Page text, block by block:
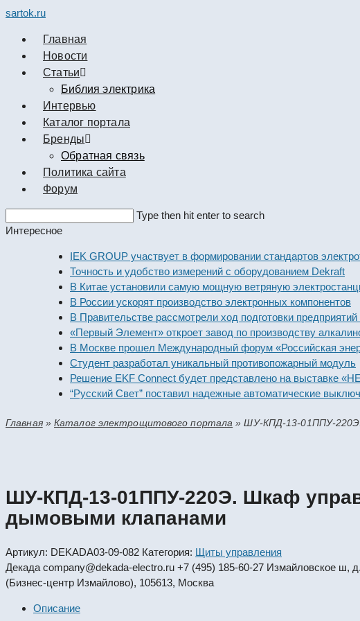
sartok.ru
Главная
Новости
Cтатьи
Библия электрика
Интервью
Каталог портала
Бренды
Обратная связь
Политика сайта
Форум
this
Type then hit enter to search
Интересное
IEK GROUP участвует в формировании стандартов
Точность и удобство измерений с оборудованием Dekraft
В Китае установили самую мощную ветряную электростанцию
В России ускорят производство электронных компонентов
В Правительстве рассмотрели ход подготовки предприятий
«Первый Элемент» откроет завод по производству
В Москве прошел Международный форум «Российская
Студент разработал уникальный противопожарный модуль
Решение EKF Connect будет представлено на выставке «НЕВА
“Русский Свет” поставил надежные автоматические
Главная»Каталог электрощитового портала »ШУ-КПД-13-01ППУ-
ШУ-КПД-13-01ППУ-220Э. Шкаф
дымовыми клапанами
Артикул: DEKADA03-09-082 Категория: Щиты управления
Декада company@dekada-electro.ru +7 (495) 185-60-27 Измайловское ш,
(Бизнес-центр Измайлово), 105613, Москва
Описание